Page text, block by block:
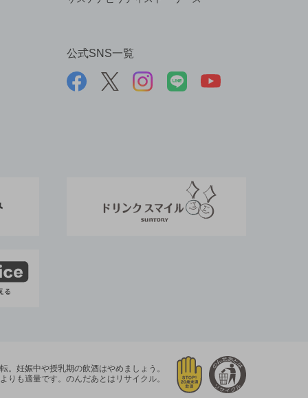
公式SNS一覧
。 妊娠中や授乳期の飲酒はやめましょう。
りも適量です。 のんだあとはリサイクル。